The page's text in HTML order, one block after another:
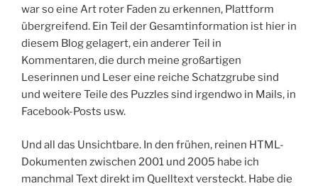
war so eine Art roter Faden zu erkennen, Plattform
übergreifend. Ein Teil der Gesamtinformation ist hier in
diesem Blog gelagert, ein anderer Teil in
Kommentaren, die durch meine großartigen
Leserinnen und Leser eine reiche Schatzgrube sind
und weitere Teile des Puzzles sind irgendwo in Mails, in
Facebook-Posts usw.
Und all das Unsichtbare. In den frühen, reinen HTML-
Dokumenten zwischen 2001 und 2005 habe ich
manchmal Text direkt im Quelltext versteckt. Habe die